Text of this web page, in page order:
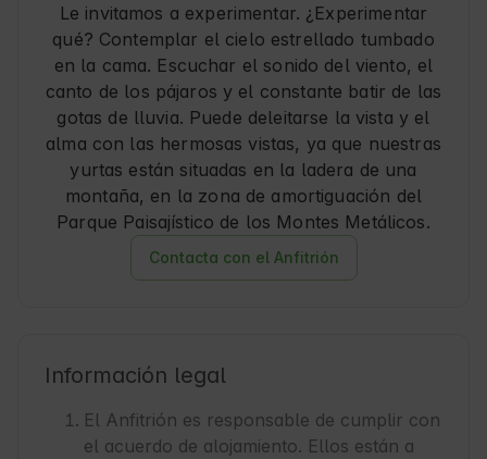
Le invitamos a experimentar. ¿Experimentar
qué? Contemplar el cielo estrellado tumbado
en la cama. Escuchar el sonido del viento, el
canto de los pájaros y el constante batir de las
gotas de lluvia. Puede deleitarse la vista y el
alma con las hermosas vistas, ya que nuestras
yurtas están situadas en la ladera de una
montaña, en la zona de amortiguación del
Parque Paisajístico de los Montes Metálicos.
Contacta con el Anfitrión
Información legal
El Anfitrión es responsable de cumplir con
el acuerdo de alojamiento. Ellos están a